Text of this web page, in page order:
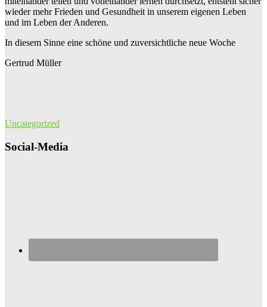
wieder mehr Frieden und Gesundheit in unserem eigenen Leben
und im Leben der Anderen.
In diesem Sinne eine schöne und zuversichtliche neue Woche
Gertrud Müller
Uncategorized
Social-Media